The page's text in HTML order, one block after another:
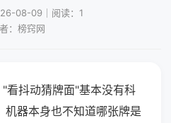
08-09｜阅读：1
：榜窍网
看抖动猜牌面"基本没有科
机器本身也不知道哪张牌是